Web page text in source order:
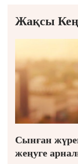
Жақсы
Сынған
жеңуге